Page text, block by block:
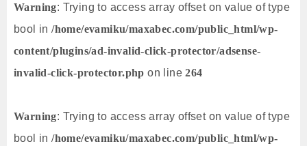
Warning: Trying to access array offset on value of type
bool in/home/evamiku/maxabec.com/public_html/wp-
content/plugins/ad-invalid-click-protector/adsense-
invalid-click-protector.php on line264
Warning: Trying to access array offset on value of type
bool in/home/evamiku/maxabec.com/public_html/wp-